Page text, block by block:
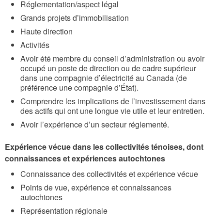
Réglementation/aspect légal
Grands projets d’immobilisation
Haute direction
Activités
Avoir été membre du conseil d’administration ou avoir
occupé un poste de direction ou de cadre supérieur
dans une compagnie d’électricité au Canada (de
préférence une compagnie d’État).
Comprendre les implications de l’investissement dans
des actifs qui ont une longue vie utile et leur entretien.
Avoir l’expérience d’un secteur réglementé.
Expérience vécue dans les collectivités ténoises, dont
connaissances et expériences autochtones
Connaissance des collectivités et expérience vécue
Points de vue, expérience et connaissances
autochtones
Représentation régionale